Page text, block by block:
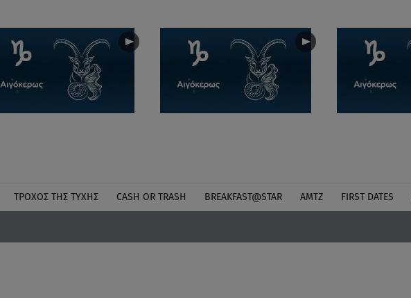
ΤΡΟΧΌΣ ΤΗΣ ΤΎΧΗΣ CASH OR TRASH BREAKFAST@STAR ΑΜΤΖ FIRST DATES